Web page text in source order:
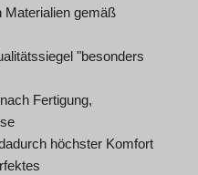
Materialien gemäß
"besonders
Fertigung,
höchster Komfort